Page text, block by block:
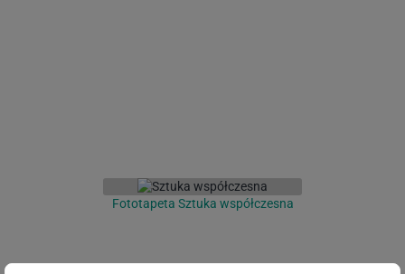
Fototapeta Sztuka współczesna